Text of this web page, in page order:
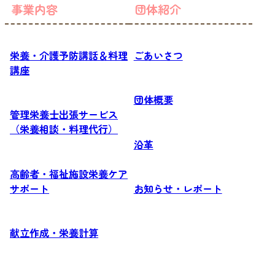
事業内容
栄養・介護予防講話＆料理
講座
管理栄養士出張サービス
（栄養相談・料理代行）
高齢者・福祉施設栄養ケア
サポート
献立作成・栄養計算
団体紹介
ごあいさつ
団体概要
沿革
お知らせ・レポート